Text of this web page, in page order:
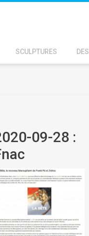
SCULPTURES
09-28 :